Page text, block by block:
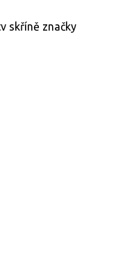
skříně značky